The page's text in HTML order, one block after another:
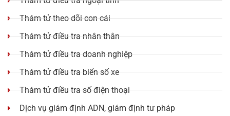
Thám tử theo dõi con cái
Thám tử điều tra nhân thân
Thám tử điều tra doanh nghiệp
Thám tử điều tra biển số xe
Thám tử điều tra số điện thoại
Dịch vụ giám định ADN, giám định tư pháp